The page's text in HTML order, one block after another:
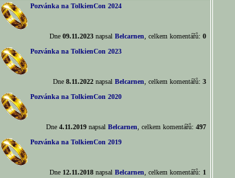
Pozvánka na TolkienCon 2024
Dne 09.11.2023napsal Belcarnen , celkem komentářů: 0
Pozvánka na TolkienCon 2023
Dne 8.11.2022napsal Belcarnen , celkem komentářů: 3
Pozvánka na TolkienCon 2020
Dne 4.11.2019napsal Belcarnen , celkem komentářů: 497
Pozvánka na TolkienCon 2019
Dne 12.11.2018napsal Belcarnen , celkem komentářů: 1